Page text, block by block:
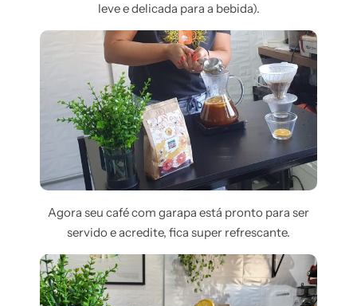
leve e delicada para a bebida).
Agora seu café com garapa está pronto para ser
servido e acredite, fica super refrescante.